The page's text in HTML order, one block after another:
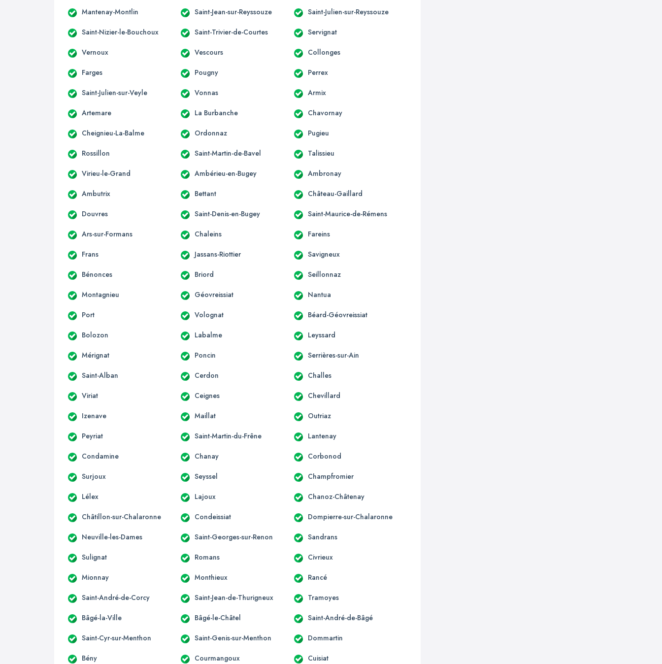
Mantenay-Montlin Saint-Jean-sur-Reyssouze Saint-Julien-sur-Reyssouze
Saint-Nizier-le-Bouchoux Saint-Trivier-de-Courtes Servignat
Vernoux Vescours Collonges
Farges Pougny Perrex
Saint-Julien-sur-Veyle Vonnas Armix
Artemare La Burbanche Chavornay
Cheignieu-La-Balme Ordonnaz Pugieu
Rossillon Saint-Martin-de-Bavel Talissieu
Virieu-le-Grand Ambérieu-en-Bugey Ambronay
Ambutrix Bettant Château-Gaillard
Douvres Saint-Denis-en-Bugey Saint-Maurice-de-Rémens
Ars-sur-Formans Chaleins Fareins
Frans Jassans-Riottier Savigneux
Bénonces Briord Seillonnaz
Montagnieu Géovreissiat Nantua
Port Volognat Béard-Géovreissiat
Bolozon Labalme Leyssard
Mérignat Poncin Serrières-sur-Ain
Saint-Alban Cerdon Challes
Viriat Ceignes Chevillard
Izenave Maillat Outriaz
Peyriat Saint-Martin-du-Frêne Lantenay
Condamine Chanay Corbonod
Surjoux Seyssel Champfromier
Lélex Lajoux Chanoz-Châtenay
Châtillon-sur-Chalaronne Condeissiat Dompierre-sur-Chalaronne
Neuville-les-Dames Saint-Georges-sur-Renon Sandrans
Sulignat Romans Civrieux
Mionnay Monthieux Rancé
Saint-André-de-Corcy Saint-Jean-de-Thurigneux Tramoyes
Bâgé-la-Ville Bâgé-le-Châtel Saint-André-de-Bâgé
Saint-Cyr-sur-Menthon Saint-Genis-sur-Menthon Dommartin
Bény Courmangoux Cuisiat